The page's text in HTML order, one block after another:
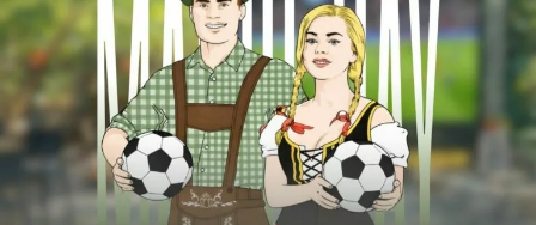
SUIVEZ-NOUS EN
IMAGE
@LEBIERGARTENSAINTMICHEL